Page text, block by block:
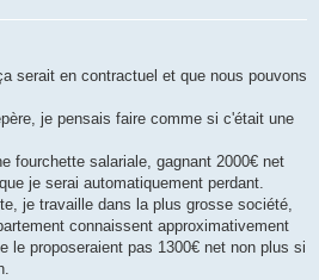
serait en contractuel et que nous pouvons
je pensais faire comme si c'était une
fourchette salariale, gagnant 2000€ net
je serai automatiquement perdant.
je travaille dans la plus grosse société,
connaissent approximativement
le proposeraient pas 1300€ net non plus si